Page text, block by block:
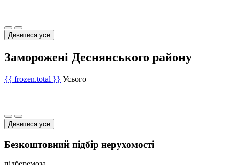
Дивитися усе
Заморожені Деснянського району
{{ frozen.total }} Усього
Дивитися усе
Безкоштовний підбір нерухомості